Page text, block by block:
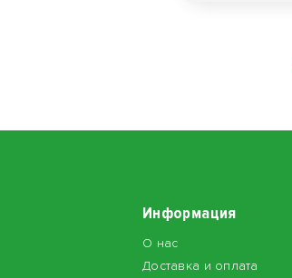
Информация
О нас
Доставка и оплата